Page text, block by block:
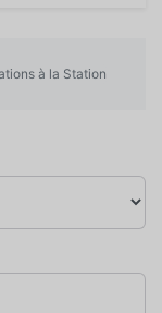
à la Station